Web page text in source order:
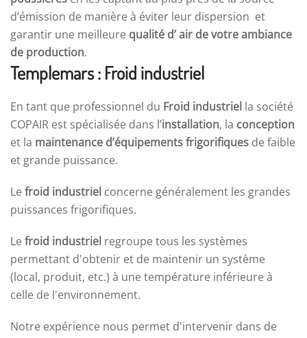
d’émission de manière à éviter leur dispersion et
garantir une meilleure qualité d’ air de votre ambiance
de production.
Templemars : Froid industriel
En tant que professionnel du Froid industriel la société
COPAIR est spécialisée dans l’installation, la conception
et la maintenance d’équipements frigorifiques de faible
et grande puissance.
Le froid industriel concerne généralement les grandes
puissances frigorifiques.
Le froid industriel regroupe tous les systèmes
permettant d'obtenir et de maintenir un système
(local, produit, etc.) à une température inférieure à
celle de l'environnement.
Notre expérience nous permet d'intervenir dans de